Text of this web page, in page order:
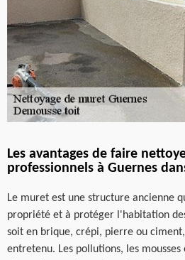
Les avantages de faire
professionnels à Guernes
Le muret est une structure ancienne
propriété et à protéger l'habitation
soit en brique, crépi, pierre ou
entretenu. Les pollutions, les